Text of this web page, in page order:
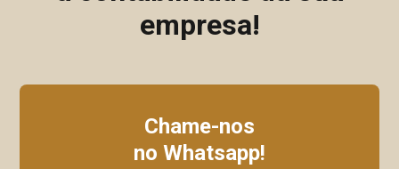
empresa!
Chame-nos
no Whatsapp!